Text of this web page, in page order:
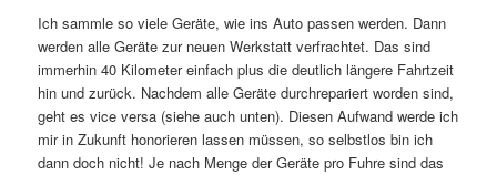
Ich sammle so viele Geräte, wie ins Auto passen werden. Dann
werden alle Geräte zur neuen Werkstatt verfrachtet. Das sind
immerhin 40 Kilometer einfach plus die deutlich längere Fahrtzeit
hin und zurück. Nachdem alle Geräte durchrepariert worden sind,
geht es vice versa (siehe auch unten). Diesen Aufwand werde ich
mir in Zukunft honorieren lassen müssen, so selbstlos bin ich
dann doch nicht! Je nach Menge der Geräte pro Fuhre sind das